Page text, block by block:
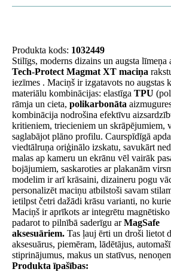
Produkta kods: 1032449
Stilīgs, moderns dizains un augsta līmeņa
Tech-Protect Magmat XT maciņa
iezīmes . Maciņš ir izgatavots no augstas
materiālu kombinācijas: elastīga TPU
rāmja un cieta, polikarbonāta
kombinācija nodrošina efektīvu
kritieniem, triecieniem un skrāpējumiem,
saglabājot plāno profilu. Caurspīdīgā
viedtālruņa oriģinālo izskatu, savukārt
malas ap kameru un ekrānu vēl vairāk
bojājumiem, saskaroties ar plakanām
modelim ir arī krāsaini, dizaineru pogu
personalizēt maciņu atbilstoši savam
ietilpst četri dažādi krāsu varianti, no
Maciņš ir aprīkots ar integrētu
padarot to pilnībā saderīgu arMagSafe
aksesuāriem. Tas ļauj ērti un droši lietot
aksesuārus, piemēram, lādētājus,
stiprinājumus, makus un statīvus,
Produkta īpašības: